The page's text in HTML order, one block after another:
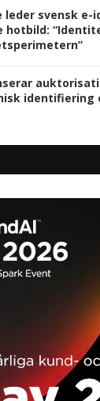
leder svensk
hotbild:
identifiering